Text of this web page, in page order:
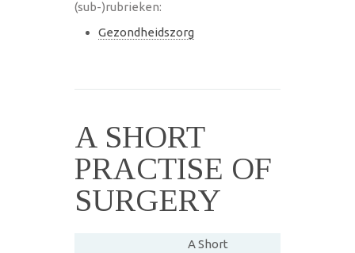
(sub-)rubrieken:
Gezondheidszorg
A SHORT
PRACTISE OF
SURGERY
A Short